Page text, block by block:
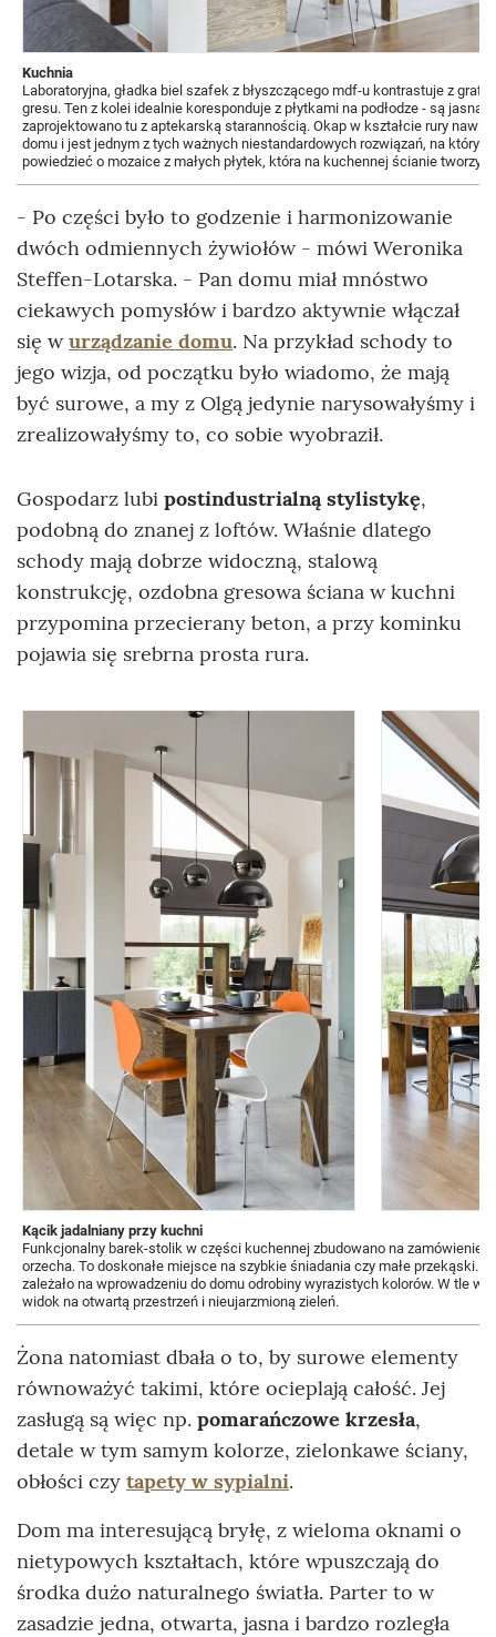
Kuchnia
Laboratoryjna, gładka biel szafek z błyszczącego mdf-u kontrastuje z
gresu. Ten z kolei idealnie koresponduje z płytkami na podłodze - są jasną
zaprojektowano tu z aptekarską starannością. Okap w kształcie rury
domu i jest jednym z tych ważnych niestandardowych rozwiązań, na
powiedzieć o mozaice z małych płytek, która na kuchennej ścianie tworzy
- Po części było to godzenie i harmonizowanie
dwóch odmiennych żywiołów - mówi Weronika
Steffen-Lotarska. - Pan domu miał mnóstwo
ciekawych pomysłów i bardzo aktywnie włączał
się wurządzanie domu. Na przykład schody to
jego wizja, od początku było wiadomo, że mają
być surowe, a my z Olgą jedynie narysowałyśmy i
zrealizowałyśmy to, co sobie wyobraził.
Gospodarz lubi postindustrialną stylistykę,
podobną do znanej z loftów. Właśnie dlatego
schody mają dobrze widoczną, stalową
konstrukcję, ozdobna gresowa ściana w kuchni
przypomina przecierany beton, a przy kominku
pojawia się srebrna prosta rura.
Kącik jadalniany przy kuchni
Funkcjonalny barek-stolik w części kuchennej zbudowano na zamówienie.
orzecha. To doskonałe miejsce na szybkie śniadania czy małe przekąski.
zależało na wprowadzeniu do domu odrobiny wyrazistych kolorów. W tle
widok na otwartą przestrzeń i nieujarzmioną zieleń.
Żona natomiast dbała o to, by surowe elementy
równoważyć takimi, które ocieplają całość. Jej
zasługą są więc np. pomarańczowe krzesła,
detale w tym samym kolorze, zielonkawe ściany,
obłości czy tapety w sypialni.
Dom ma interesującą bryłę, z wieloma oknami o
nietypowych kształtach, które wpuszczają do
środka dużo naturalnego światła. Parter to w
zasadzie jedna, otwarta, jasna i bardzo rozległa